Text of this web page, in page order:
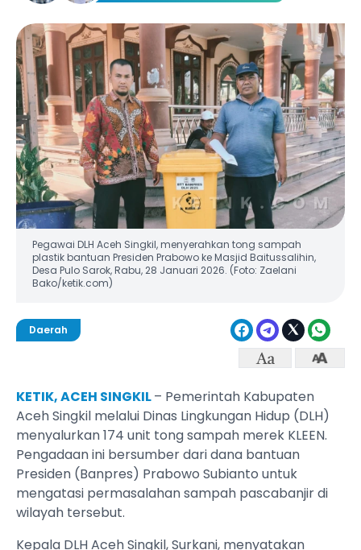
Pegawai DLH Aceh Singkil, menyerahkan tong sampah
plastik bantuan Presiden Prabowo ke Masjid Baitussalihin,
Desa Pulo Sarok, Rabu, 28 Januari 2026. (Foto: Zaelani
Bako/ketik.com)
Daerah
KETIK, ACEH SINGKIL– Pemerintah Kabupaten
Aceh Singkil melalui Dinas Lingkungan Hidup (DLH)
menyalurkan 174 unit tong sampah merek KLEEN.
Pengadaan ini bersumber dari dana bantuan
Presiden (Banpres) Prabowo Subianto untuk
mengatasi permasalahan sampah pascabanjir di
wilayah tersebut.
Kepala DLH Aceh Singkil, Surkani, menyatakan